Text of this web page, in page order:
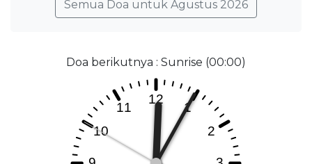
Semua Doa untuk Agustus 2026
Doa berikutnya : Sunrise (00:00)